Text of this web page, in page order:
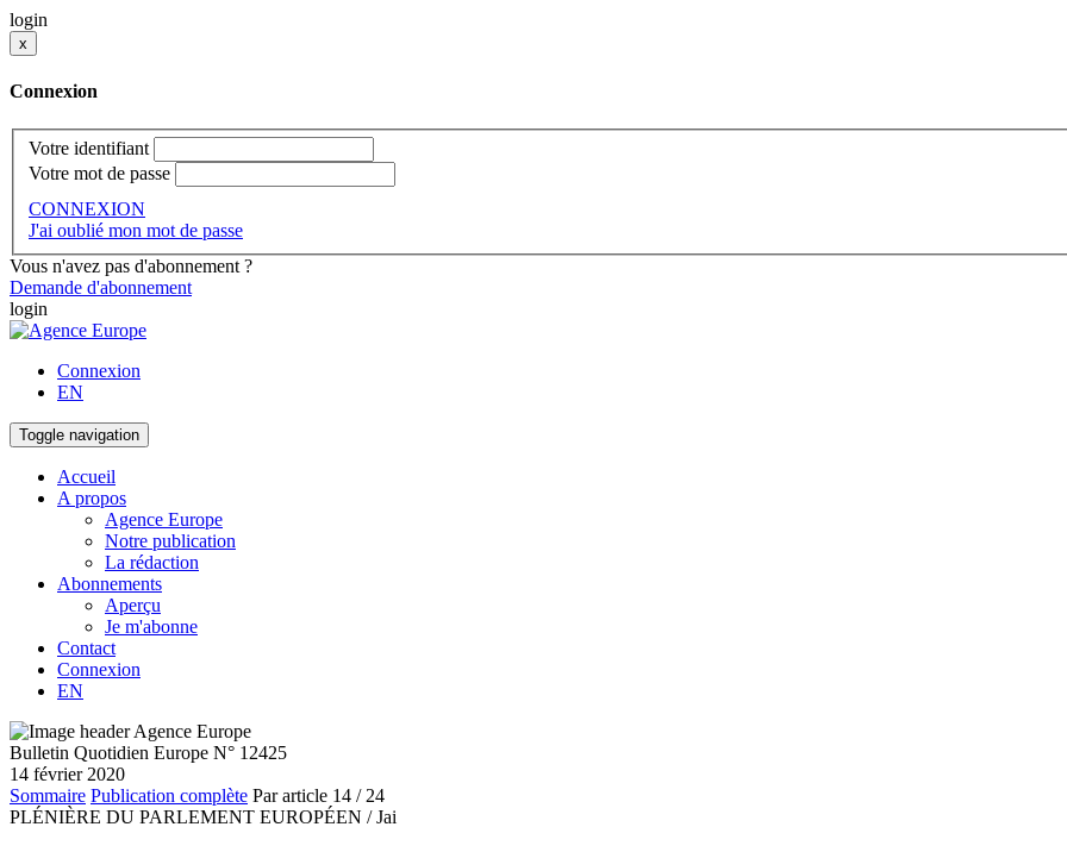
login
x
Connexion
Votre identifiant
Votre mot de passe
CONNEXION
J'ai oublié mon mot de passe
Vous n'avez pas d'abonnement ?
Demande d'abonnement
login
Connexion
EN
Toggle navigation
Accueil
A propos
Agence Europe
Notre publication
La rédaction
Abonnements
Aperçu
Je m'abonne
Contact
Connexion
EN
Bulletin Quotidien Europe N° 12425
14 février 2020
Sommaire Publication complète Par article 14 / 24
PLÉNIÈRE DU PARLEMENT EUROPÉEN / Jai